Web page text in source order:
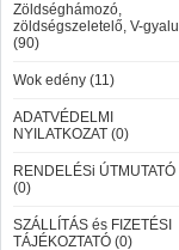
Zöldséghámozó,
zöldségszeletelő, V-gyalu
(90)
Wok edény (11)
ADATVÉDELMI
NYILATKOZAT (0)
RENDELÉSi ÚTMUTATÓ
(0)
SZÁLLÍTÁS és FIZETÉSI
TÁJÉKOZTATÓ (0)